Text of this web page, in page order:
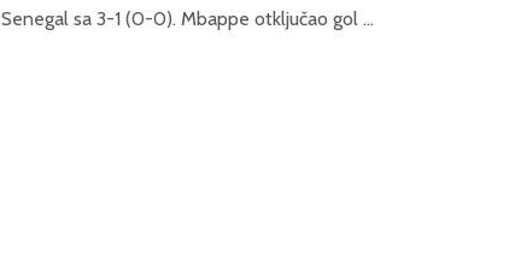
Senegal sa 3-1 (0-0). Mbappe otključao gol ...